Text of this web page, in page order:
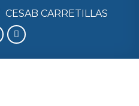
CESAB CARRETILLAS